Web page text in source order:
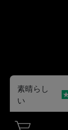
素晴らし
い